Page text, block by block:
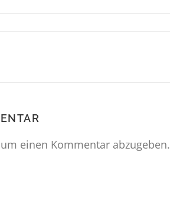
einen Kommentar abzugeben.